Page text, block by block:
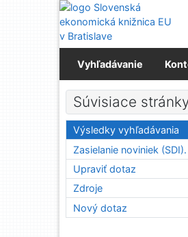
Prejsť na obsah
Prejsť na menu
Prehlásenie o
Vyhľadávanie
Súvisiace
Výsledky vyhľadávania
Zasielanie noviniek (SDI).
Upraviť dotaz
Zdroje
Nový dotaz